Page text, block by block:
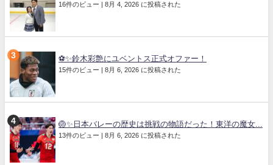
16件のビュー | 8月 4, 2026 に投稿された
⚽✨鈴木彩艶にユベントス正式オファー！
15件のビュー | 8月 6, 2026 に投稿された
🏐✨日本バレーの歴史は挑戦の物語だった！東洋の魔女...
13件のビュー | 8月 6, 2026 に投稿された